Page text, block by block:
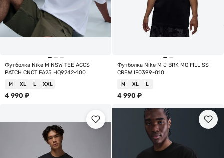
Футболка Nike M NSW TEE ACCS
PATCH CNCT FA25 HQ9242-100
M XL L XXL
4 990 ₽
Футболка Nike M J BRK MG FILL SS
CREW IF0399-010
M XL L
4 990 ₽